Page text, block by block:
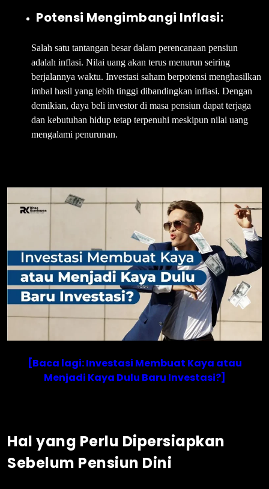
Potensi Mengimbangi Inflasi:
Salah satu tantangan besar dalam perencanaan pensiun
adalah inflasi. Nilai uang akan terus menurun seiring
berjalannya waktu. Investasi saham berpotensi menghasilkan
imbal hasil yang lebih tinggi dibandingkan inflasi. Dengan
demikian, daya beli investor di masa pensiun dapat terjaga
dan kebutuhan hidup tetap terpenuhi meskipun nilai uang
mengalami penurunan.
[Baca lagi: Investasi Membuat Kaya atau
Menjadi Kaya Dulu Baru Investasi?]
Hal yang Perlu Dipersiapkan
Sebelum Pensiun Dini